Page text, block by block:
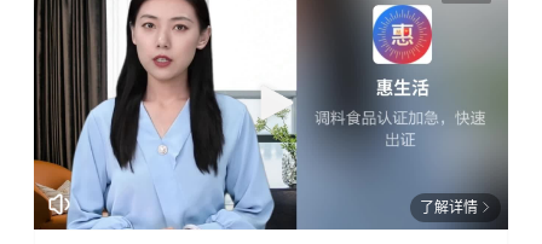
了解详情